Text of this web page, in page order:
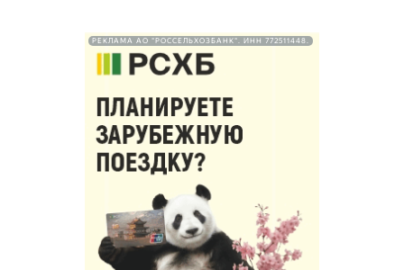
РЕКЛАМА АО "РОССЕЛЬХОЗБАНК". ИНН 772511448.